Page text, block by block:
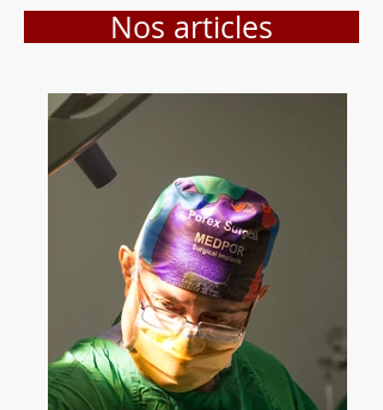
Nos articles